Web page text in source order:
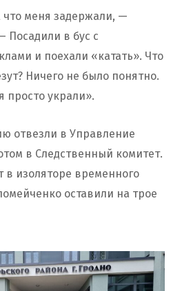
что меня задержали, —
Посадили в бус с
и поехали «катать». Что
Ничего не было понятно.
просто украли».
отвезли в Управление
в Следственный комитет.
в изоляторе временного
оставили на трое